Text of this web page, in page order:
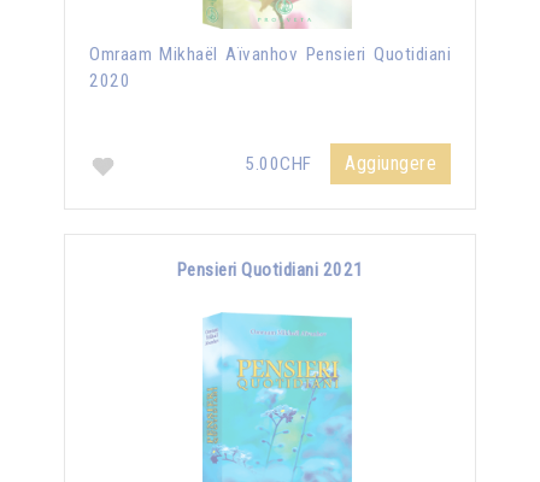
Omraam Mikhaël Aïvanhov Pensieri Quotidiani
2020
5.00CHF Aggiungere
Pensieri Quotidiani 2021